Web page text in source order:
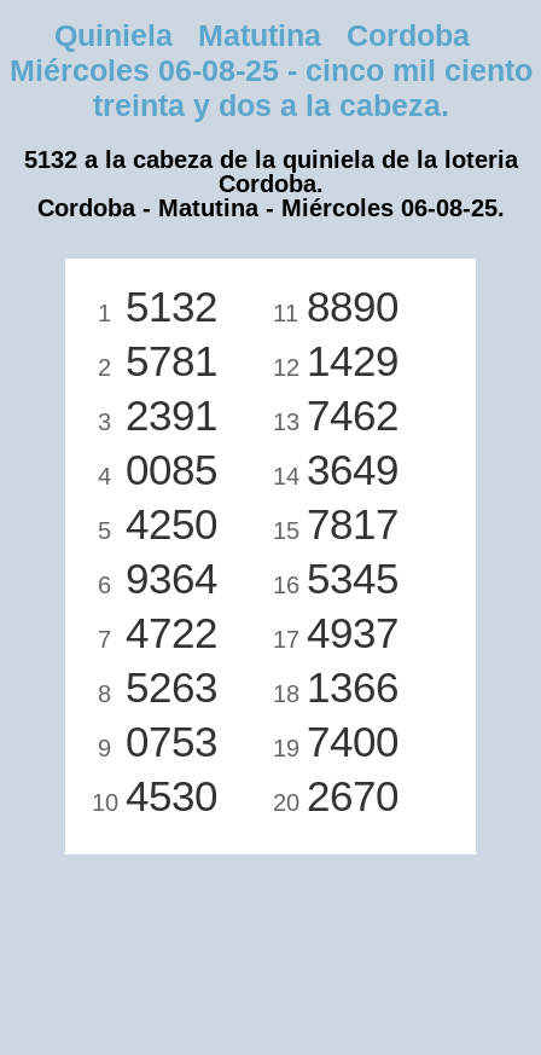
Quiniela Matutina Cordoba
Miércoles 06-08-25 - cinco mil ciento
treinta y dos a la cabeza.
5132 a la cabeza de la quiniela de la loteria
Cordoba.
Cordoba - Matutina - Miércoles 06-08-25.
1 5132
2 5781
3 2391
4 0085
5 4250
6 9364
7 4722
8 5263
9 0753
10 4530
11 8890
12 1429
13 7462
14 3649
15 7817
16 5345
17 4937
18 1366
19 7400
20 2670